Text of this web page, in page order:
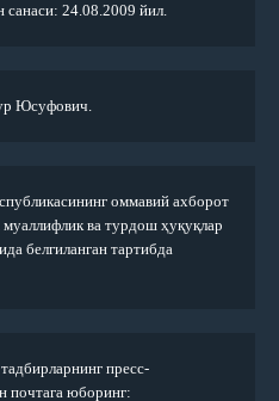
24.08.2009 йил.
Юсуфович.
оммавий ахборот
ва турдош ҳуқуқлар
белгиланган тартибда
пресс-
почтага юборинг: